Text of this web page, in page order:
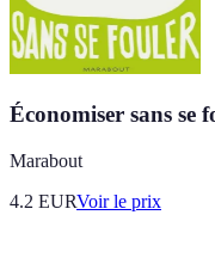
Économiser sans se
Marabout
4.2 EURVoir le prix